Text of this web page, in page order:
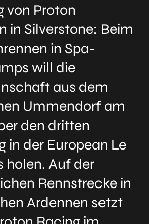
von Proton
in Silverstone: Beim
in Spa-
will die
aus dem
Ummendorf am
den dritten
in der European Le
holen. Auf der
Rennstrecke in
Ardennen setzt